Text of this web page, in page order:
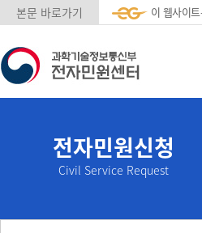
본문 바로가기 이 웹사이
전자민원신청
Civil Service Request